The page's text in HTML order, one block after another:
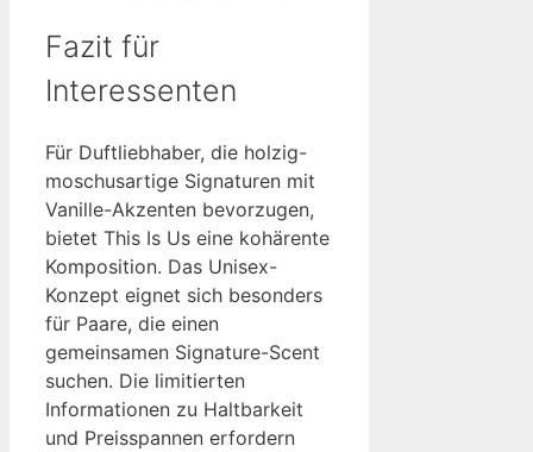
Fazit für
Interessenten
Für Duftliebhaber, die holzig-
moschusartige Signaturen mit
Vanille-Akzenten bevorzugen,
bietet This Is Us eine kohärente
Komposition. Das Unisex-
Konzept eignet sich besonders
für Paare, die einen
gemeinsamen Signature-Scent
suchen. Die limitierten
Informationen zu Haltbarkeit
und Preisspannen erfordern